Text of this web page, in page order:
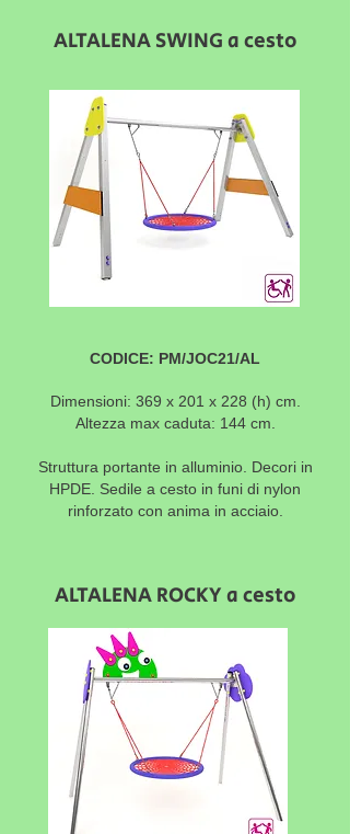
ALTALENA SWING a cesto
CODICE: PM/JOC21/AL
Dimensioni: 369 x 201 x 228 (h) cm.
Altezza max caduta: 144 cm.
Struttura portante in alluminio. Decori in
HPDE. Sedile a cesto in funi di nylon
rinforzato con anima in acciaio.
ALTALENA ROCKY a cesto